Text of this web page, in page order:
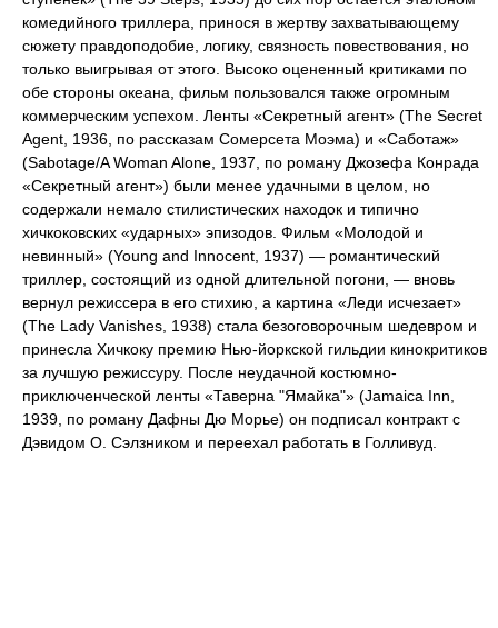
комедийного триллера, принося в жертву захватывающему
сюжету правдоподобие, логику, связность повествования, но
только выигрывая от этого. Высоко оцененный критиками по
обе стороны океана, фильм пользовался также огромным
коммерческим успехом. Ленты «Секретный агент» (The Secret
Agent, 1936, по рассказам Сомерсета Моэма) и «Саботаж»
(Sabotage/A Woman Alone, 1937, по роману Джозефа Конрада
«Секретный агент») были менее удачными в целом, но
содержали немало стилистических находок и типично
хичкоковских «ударных» эпизодов. Фильм «Молодой и
невинный» (Young and Innocent, 1937) — романтический
триллер, состоящий из одной длительной погони, — вновь
вернул режиссера в его стихию, а картина «Леди исчезает»
(The Lady Vanishes, 1938) стала безоговорочным шедевром и
принесла Хичкоку премию Нью-йоркской гильдии кинокритиков
за лучшую режиссуру. После неудачной костюмно-
приключенческой ленты «Таверна "Ямайка"» (Jamaica Inn,
1939, по роману Дафны Дю Морье) он подписал контракт с
Дэвидом О. Сэлзником и переехал работать в Голливуд.